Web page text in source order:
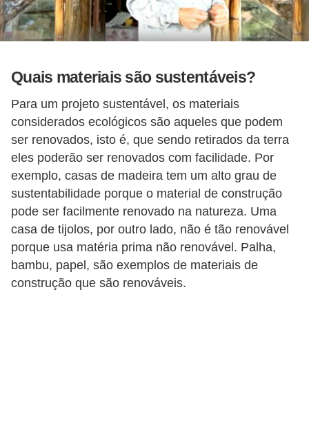
Quais materiais são sustentáveis?
Para um projeto sustentável, os materiais
considerados ecológicos são aqueles que podem
ser renovados, isto é, que sendo retirados da terra
eles poderão ser renovados com facilidade. Por
exemplo, casas de madeira tem um alto grau de
sustentabilidade porque o material de construção
pode ser facilmente renovado na natureza. Uma
casa de tijolos, por outro lado, não é tão renovável
porque usa matéria prima não renovável. Palha,
bambu, papel, são exemplos de materiais de
construção que são renováveis.